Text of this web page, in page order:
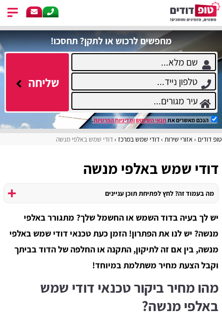
מחפשים לרכוש או לתקן? תחסכו!
שליחה
הנכם מאשרים את תנאי השימושומדיניות הפרטיות.
טופ דודים אזורי שירות דודי שמש במרכז דודי שמש באלפי מנשה
דודי שמש באלפי מנשה
מה בעמוד זה? לחץ לפתיחת תוכן עניינים
יש לך בעיה בדוד השמש או החשמל שלך? מתגורר באלפי
מנשה? יש לנו את הפתרון! הזמן כעת טכנאי דודי שמש באלפי
מנשה, בין אם זה לתיקון, התקנה או החלפה של הדוד בביתך
וקבל הצעת מחיר משתלמת במיוחד!
מהו מחיר ביקור טכנאי דודי שמש
באלפי מנשה?